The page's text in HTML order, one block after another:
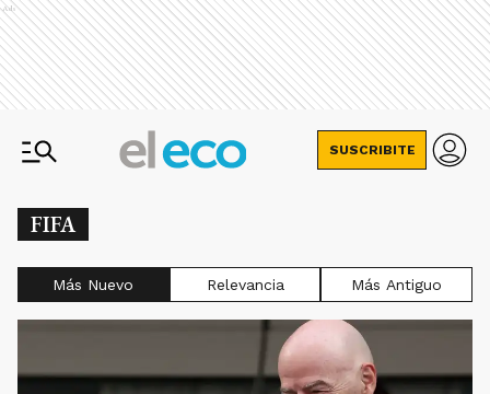
Ads
SUSCRIBITE
FIFA
Más Nuevo Relevancia Más Antiguo